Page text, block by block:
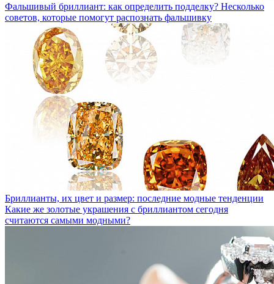
Фальшивый бриллиант: как определить подделку? Несколько
советов, которые помогут распознать фальшивку
Бриллианты, их цвет и размер: последние модные тенденции
Какие же золотые украшения с бриллиантом сегодня
считаются самыми модными?